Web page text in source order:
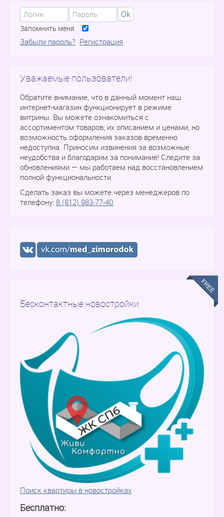
Ok
Запомнить меня
Забыли пароль? Регистрация
Уважаемые пользователи!
Обратите внимание, что в данный момент наш
интернет-магазин функционирует в режиме
витрины. Вы можете ознакомиться с
ассортиментом товаров, их описанием и ценами, но
возможность оформления заказов временно
недоступна. Приносим извинения за возможные
неудобства и благодарим за понимание! Следите за
обновлениями — мы работаем над восстановлением
полной функциональности.
Сделать заказ вы можете через менеджеров по
телефону: 8 (812) 983-77-40
Бесконтактные новостройки
Поиск квартиры в новостройках
Бесплатно: